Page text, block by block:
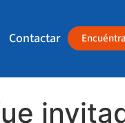
Contactar